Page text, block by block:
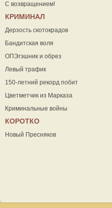
С возвращением!
КРИМИНАЛ
Дерзость скотокрадов
Бандитская воля
ОПЭгэшник и обрез
Левый трафик
150-летний рекорд побит
Цветметчик из Марказа
Криминальные войны
КОРОТКО
Новый Пресняков